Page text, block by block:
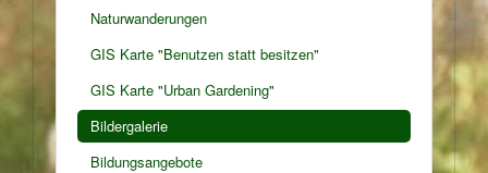
Naturwanderungen
GIS Karte "Benutzen statt besitzen"
GIS Karte "Urban Gardening"
Bildergalerie
Bildungsangebote